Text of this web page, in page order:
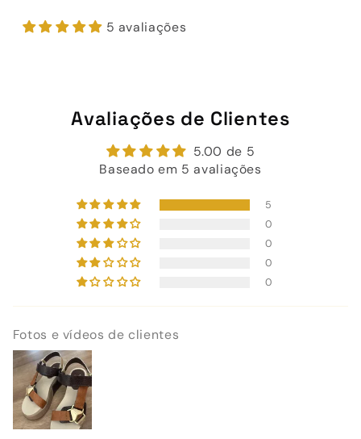
5 avaliações
Avaliações de Clientes
5.00 de 5
Baseado em 5 avaliações
5
0
0
0
0
Fotos e vídeos de clientes